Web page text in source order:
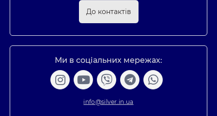
До контактів
Ми в соціальних мережах:
info@silver.in.ua